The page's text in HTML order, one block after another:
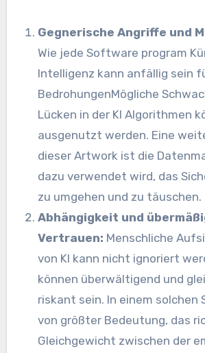
Gegnerische Angriffe und
Wie jede Software program
Intelligenz kann anfällig sein
BedrohungenMögliche
Lücken in der KI Algorithmen
ausgenutzt werden. Eine
dieser Artwork ist die
dazu verwendet wird, das
zu umgehen und zu täuschen.
Abhängigkeit und
Vertrauen: Menschliche
von KI kann nicht ignoriert
können überwältigend und
riskant sein. In einem solchen
von größter Bedeutung, das
Gleichgewicht zwischen der